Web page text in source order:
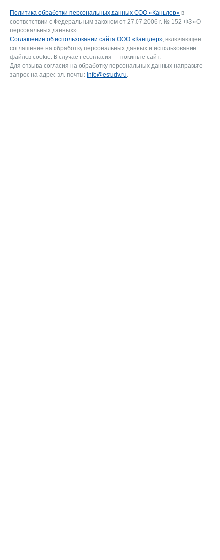
Политика обработки персональных данных ООО «Канцлер» в
соответствии с Федеральным законом от 27.07.2006 г. № 152-ФЗ «О
персональных данных».
Соглашение об использовании сайта ООО «Канцлер», включающее
соглашение на обработку персональных данных и использование
файлов cookie. В случае несогласия — покиньте сайт.
Для отзыва согласия на обработку персональных данных направьте
запрос на адрес эл. почты: info@estudy.ru.